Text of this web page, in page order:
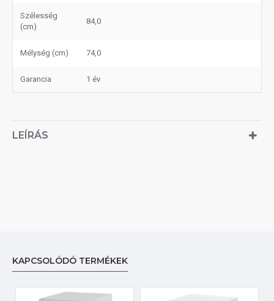
Szélesség
(cm)
84,0
Mélység (cm) 74,0
Garancia 1 év
LEÍRÁS
KAPCSOLÓDÓ TERMÉKEK